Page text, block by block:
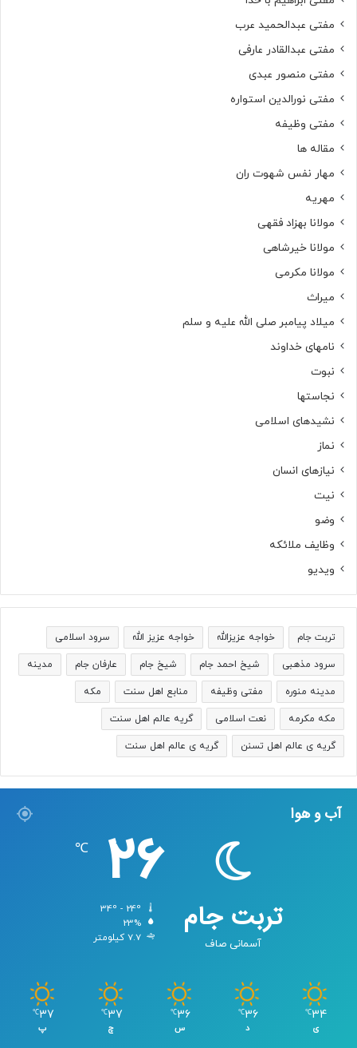
مفتی عبدالحمید عرب
مفتی عبدالقادر عارفی
مفتی منصور عبدی
مفتی نورالدین استواره
مفتی وظیفه
مقاله ها
مهار نفس شهوت ران
مهریه
مولانا بهزاد فقهی
مولانا خیرشاهی
مولانا مکرمی
میراث
میلاد پیامبر صلی الله علیه و سلم
نامهای خداوند
نبوت
نجاستها
نشیدهای اسلامی
نماز
نیازهای انسان
نیت
وضو
وظایف ملائکه
ویدیو
تربت جام خواجه عزیزالله خواجه عزیز الله سرود اسلامی
سرود مذهبی شیخ احمد جام شیخ جام عارفان جام مدینه
مدینه منوره مفتی وظیفه منابع اهل سنت مکه
مکه مکرمه نعت اسلامی گریه عالم اهل سنت
گریه ی عالم اهل تسنن گریه ی عالم اهل سنت
آب و هوا
تربت جام
آسمانی صاف
26
℃
23%
7.7 کیلومتر
34
℃
ی
36
℃
د
36
℃
س
37
℃
چ
37
℃
پ